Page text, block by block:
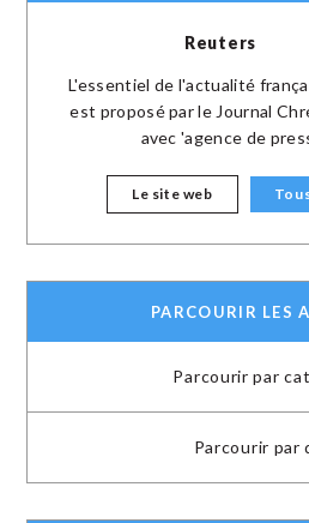
Reuters
L'essentiel de l'actualité
est proposé par le Journal
avec 'agence de
Le site web
PARCOURIR LES
Parcourir par
Parcourir par